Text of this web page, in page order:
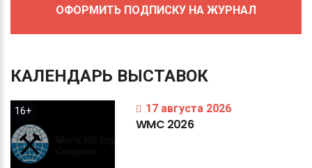
ОФОРМИТЬ ПОДПИСКУ НА ЖУРНАЛ
КАЛЕНДАРЬ ВЫСТАВОК
16+ 17 августа 2026
WMC 2026